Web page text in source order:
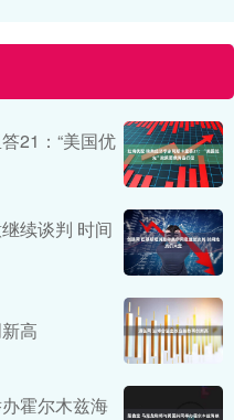
21：“美国优
续谈判 时间
高
霍尔木兹海